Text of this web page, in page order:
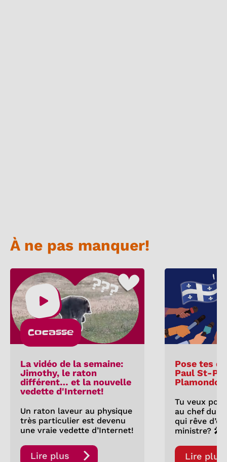
À ne pas manquer!
Cocasse
La vidéo de la semaine:
Jimothy, le raton
différent… et la nouvelle
vedette d'Internet!
Un raton laveur au physique
très particulier est devenu
une vraie vedette d’Internet!
Lire plus
Pose tes
Paul St-
Tu veux
au chef du
qui rêve
ministre? 🎤
Lire plus